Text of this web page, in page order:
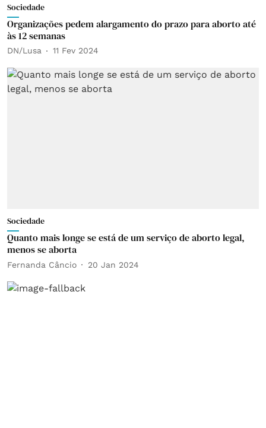
Sociedade
Organizações pedem alargamento do prazo para aborto até
às 12 semanas
DN/Lusa 11 Fev 2024
Sociedade
Quanto mais longe se está de um serviço de aborto legal,
menos se aborta
Fernanda Câncio 20 Jan 2024